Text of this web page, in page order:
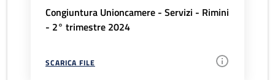
Congiuntura Unioncamere - Servizi - Rimini
- 2° trimestre 2024
SCARICA FILE